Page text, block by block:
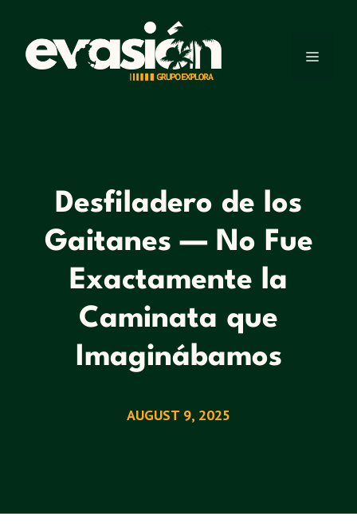
Desfiladero de los
Gaitanes — No Fue
Exactamente la
Caminata que
Imaginábamos
AUGUST 9, 2025